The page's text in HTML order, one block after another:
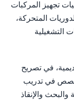
تجهيز المركبات
المتحركة،
التشغيلية
في تصريح
تتخصص في تدريب
والإنقاذ